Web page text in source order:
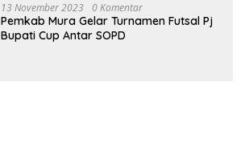
13 November 2023 0 Komentar
Pemkab Mura Gelar Turnamen Futsal Pj
Bupati Cup Antar SOPD